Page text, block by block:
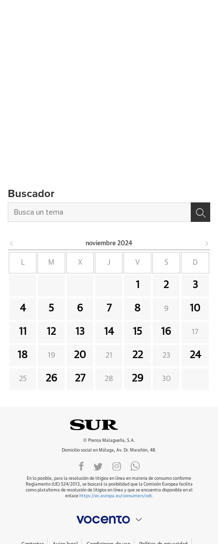
Buscador
noviembre 2024
L M X J V S D
1 2 3
4 5 6 7 8 9 10
11 12 13 14 15 16 17
18 19 20 21 22 23 24
25 26 27 28 29 30
© Prensa Malagueña, S.A.
Domicilio social en Málaga, Av. Dr. Marañón, 48.
En lo posible, para la resolución de litigios en línea en materia de consumo conforme
Reglamento (UE) 524/2013, se buscará la posibilidad que la Comisión Europea facilita
como plataforma de resolución de litigios en línea y que se encuentra disponible en el
enlace https://ec.europa.eu/consumers/odr.